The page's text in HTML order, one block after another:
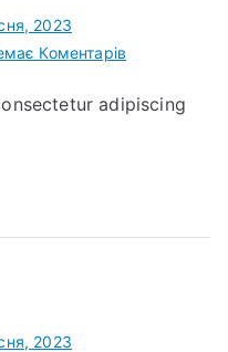
2023
Коментарів
4
adipiscing
2023